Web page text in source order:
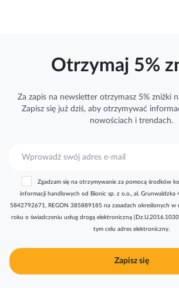
Otrzymaj 5%
Za zapis na newsletter otrzymasz 5% zniżki
Zapisz się już dziś, aby otrzymywać
nowościach i trendach.
r
y
j
n
Zapisz się
Zgadzam się na otrzymywanie za pomocą środków
informacji handlowych od Bionic sp. z o.o., al. Grunwaldzka
5842792671, REGON 385889185 na zasadach określonych w
roku o świadczeniu usług drogą elektroniczną
tym celu adres elektroniczny.